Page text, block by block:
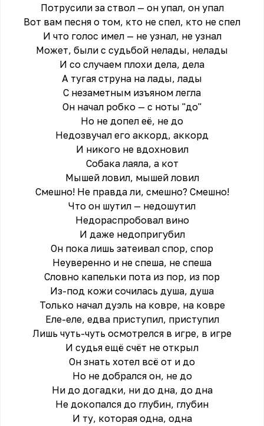
Потрусили за ствол — он упал, он упал
Вот вам песня о том, кто не спел, кто не спел
И что голос имел — не узнал, не узнал
Может, были с судьбой нелады, нелады
И со случаем плохи дела, дела
А тугая струна на лады, лады
С незаметным изъяном легла
Он начал робко — с ноты "до"
Но не допел её, не до
Недозвучал его аккорд, аккорд
И никого не вдохновил
Собака лаяла, а кот
Мышей ловил, мышей ловил
Смешно! Не правда ли, смешно? Смешно!
Что он шутил — недошутил
Недораспробовал вино
И даже недопригубил
Он пока лишь затеивал спор, спор
Неуверенно и не спеша, не спеша
Словно капельки пота из пор, из пор
Из-под кожи сочилась душа, душа
Только начал дуэль на ковре, на ковре
Еле-еле, едва приступил, приступил
Лишь чуть-чуть осмотрелся в игре, в игре
И судья ещё счёт не открыл
Он знать хотел всё от и до
Но не добрался он, не до
Ни до догадки, ни до дна, до дна
Не докопался до глубин, глубин
И ту, которая одна, одна